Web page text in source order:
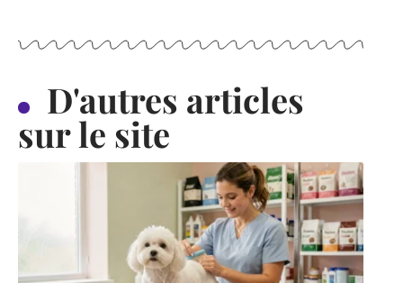
D'autres articles
sur le site